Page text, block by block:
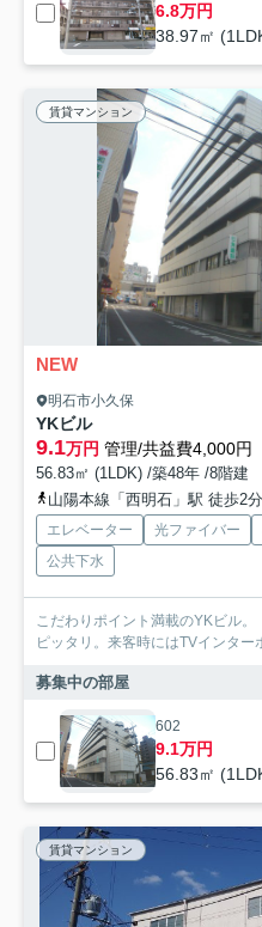
6.8万円
38.97㎡
賃貸マンション
NEW
明石市小久保
YKビル
9.1万円 管理/共益費4,000円
56.83㎡ (1LDK) /築48年 /8階建
山陽本線「西明石」駅 徒歩2分
エレベーター 光ファイバー
公共下水
こだわりポイント満載のYKビル
ピッタリ。来客時にはTVインター
募集中の部屋
602
9.1万円
56.83㎡
賃貸マンション